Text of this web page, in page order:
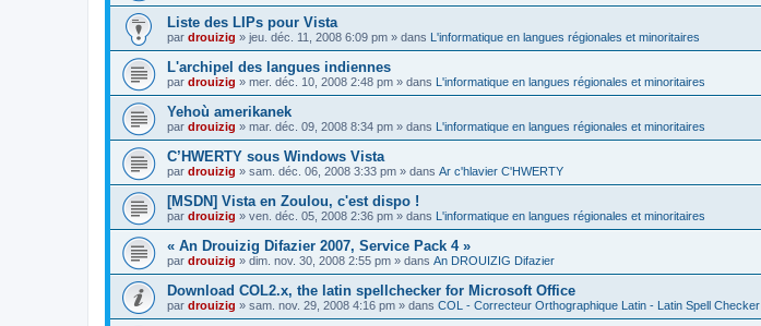
Liste des LIPs pour Vista
par drouizig » jeu. déc. 11, 2008 6:09 pm » dans L'informatique en langues régionales et minoritaires
L'archipel des langues indiennes
par drouizig » mer. déc. 10, 2008 2:48 pm » dans L'informatique en langues régionales et minoritaires
Yehoù amerikanek
par drouizig » mar. déc. 09, 2008 8:34 pm » dans L'informatique en langues régionales et minoritaires
C’HWERTY sous Windows Vista
par drouizig » sam. déc. 06, 2008 3:33 pm » dans Ar c'hlavier C'HWERTY
[MSDN] Vista en Zoulou, c'est dispo !
par drouizig » ven. déc. 05, 2008 2:36 pm » dans L'informatique en langues régionales et minoritaires
« An Drouizig Difazier 2007, Service Pack 4 »
par drouizig » dim. nov. 30, 2008 2:55 pm » dans An DROUIZIG Difazier
Download COL2.x, the latin spellchecker for Microsoft Office
par drouizig » sam. nov. 29, 2008 4:16 pm » dans COL - Correcteur Orthographique Latin - Latin Spell Checker